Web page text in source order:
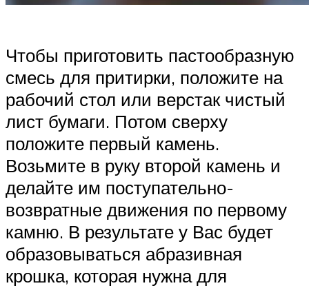
Чтобы приготовить пастообразную
смесь для притирки, положите на
рабочий стол или верстак чистый
лист бумаги. Потом сверху
положите первый камень.
Возьмите в руку второй камень и
делайте им поступательно-
возвратные движения по первому
камню. В результате у Вас будет
образовываться абразивная
крошка, которая нужна для